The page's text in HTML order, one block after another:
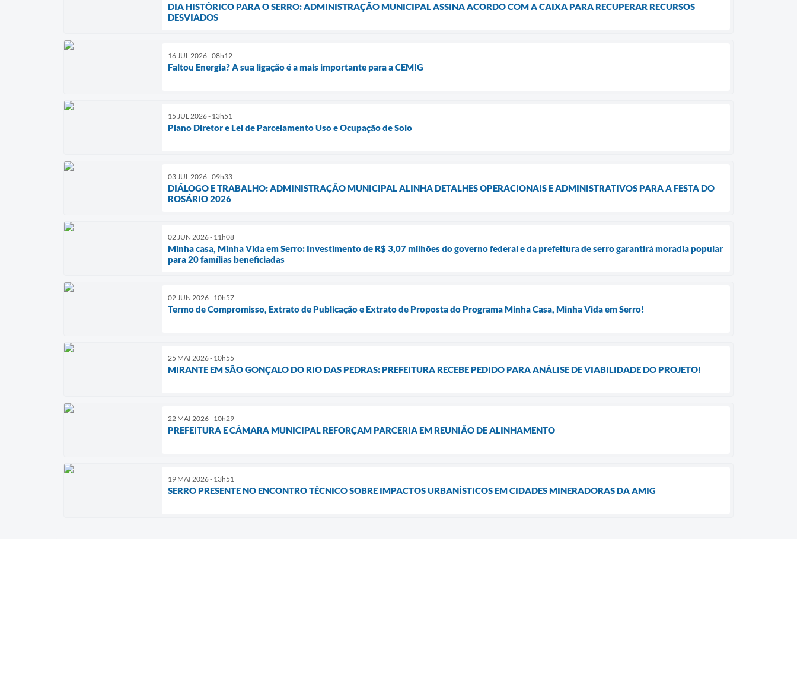
DIA HISTÓRICO PARA O SERRO: ADMINISTRAÇÃO MUNICIPAL ASSINA ACORDO COM A CAIXA PARA RECUPERAR RECURSOS
DESVIADOS
16 JUL 2026 - 08h12
Faltou Energia? A sua ligação é a mais importante para a CEMIG
15 JUL 2026 - 13h51
Plano Diretor e Lei de Parcelamento Uso e Ocupação de Solo
03 JUL 2026 - 09h33
DIÁLOGO E TRABALHO: ADMINISTRAÇÃO MUNICIPAL ALINHA DETALHES OPERACIONAIS E ADMINISTRATIVOS PARA A FESTA DO
ROSÁRIO 2026
02 JUN 2026 - 11h08
Minha casa, Minha Vida em Serro: Investimento de R$ 3,07 milhões do governo federal e da prefeitura de serro garantirá moradia popular
para 20 famílias beneficiadas
02 JUN 2026 - 10h57
Termo de Compromisso, Extrato de Publicação e Extrato de Proposta do Programa Minha Casa, Minha Vida em Serro!
25 MAI 2026 - 10h55
MIRANTE EM SÃO GONÇALO DO RIO DAS PEDRAS: PREFEITURA RECEBE PEDIDO PARA ANÁLISE DE VIABILIDADE DO PROJETO!
22 MAI 2026 - 10h29
PREFEITURA E CÂMARA MUNICIPAL REFORÇAM PARCERIA EM REUNIÃO DE ALINHAMENTO
19 MAI 2026 - 13h51
SERRO PRESENTE NO ENCONTRO TÉCNICO SOBRE IMPACTOS URBANÍSTICOS EM CIDADES MINERADORAS DA AMIG